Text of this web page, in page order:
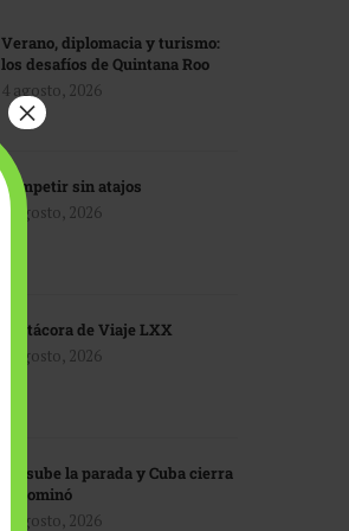
Verano, diplomacia y turismo:
los desafíos de Quintana Roo
4 agosto, 2026
Competir sin atajos
4 agosto, 2026
Bitácora de Viaje LXX
3 agosto, 2026
EU sube la parada y Cuba cierra
el dominó
3 agosto, 2026
×